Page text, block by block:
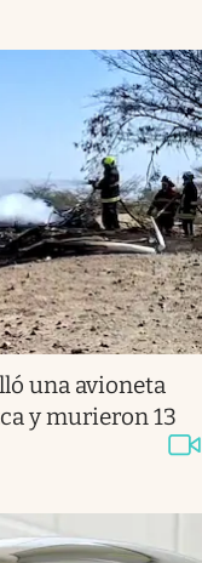
una avioneta
y murieron 13